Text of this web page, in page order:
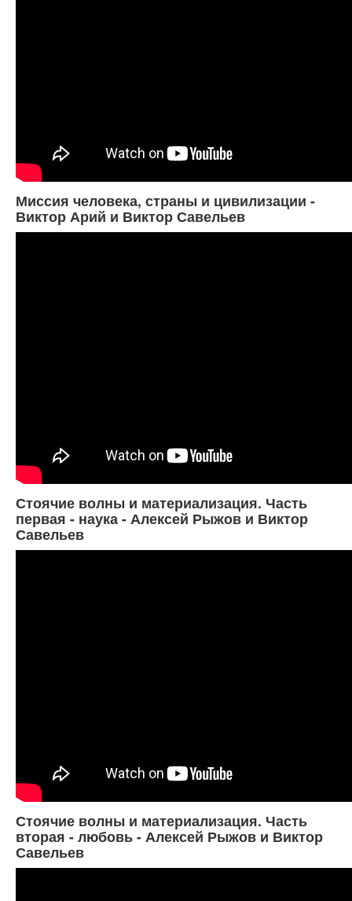
Миссия человека, страны и цивилизации -
Виктор Арий и Виктор Савельев
Стоячие волны и материализация. Часть
первая - наука - Алексей Рыжов и Виктор
Савельев
Стоячие волны и материализация. Часть
вторая - любовь - Алексей Рыжов и Виктор
Савельев